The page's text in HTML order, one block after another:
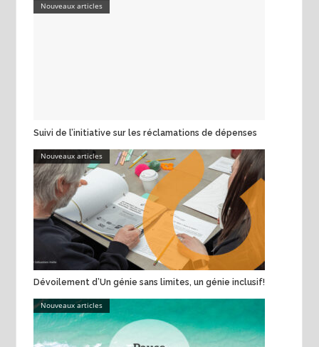
Nouveaux articles
Suivi de l’initiative sur les réclamations de dépenses
Nouveaux articles
Dévoilement d’Un génie sans limites, un génie inclusif!
Nouveaux articles